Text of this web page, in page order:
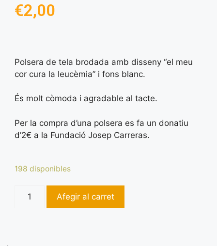
€2,00
Polsera de tela brodada amb disseny “el meu
cor cura la leucèmia” i fons blanc.
És molt còmoda i agradable al tacte.
Per la compra d’una polsera es fa un donatiu
d’2€ a la Fundació Josep Carreras.
198 disponibles
Afegir al carret